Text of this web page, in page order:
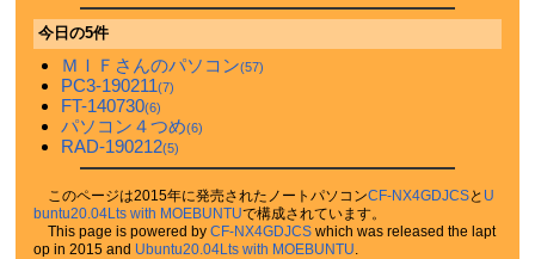
今日の5件
ＭＩＦさんのパソコン(57)
PC3-190211(7)
FT-140730(6)
パソコン４つめ(6)
RAD-190212(5)
このページは2015年に発売されたノートパソコンCF-NX4GDJCSと U
buntu20.04Lts with MOEBUNTUで構成されています。
This page is powered by CF-NX4GDJCSwhich was released the lapt
op in 2015 and Ubuntu20.04Lts with MOEBUNTU